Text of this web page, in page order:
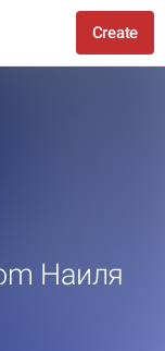
Create
Наиля